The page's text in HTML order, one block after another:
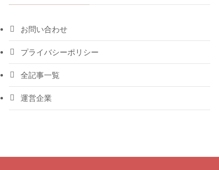
お問い合わせ
プライバシーポリシー
全記事一覧
運営企業